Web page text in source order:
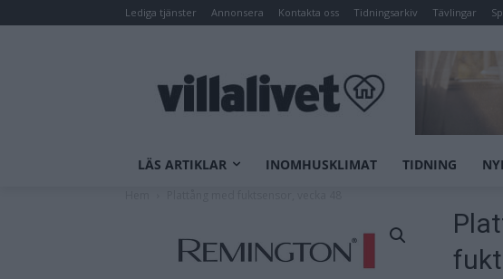
Lediga tjänster Annonsera Kontakta oss Tidningsarkiv Tävlingar
LÄS ARTIKLAR INOMHUSKLIMAT TIDNING